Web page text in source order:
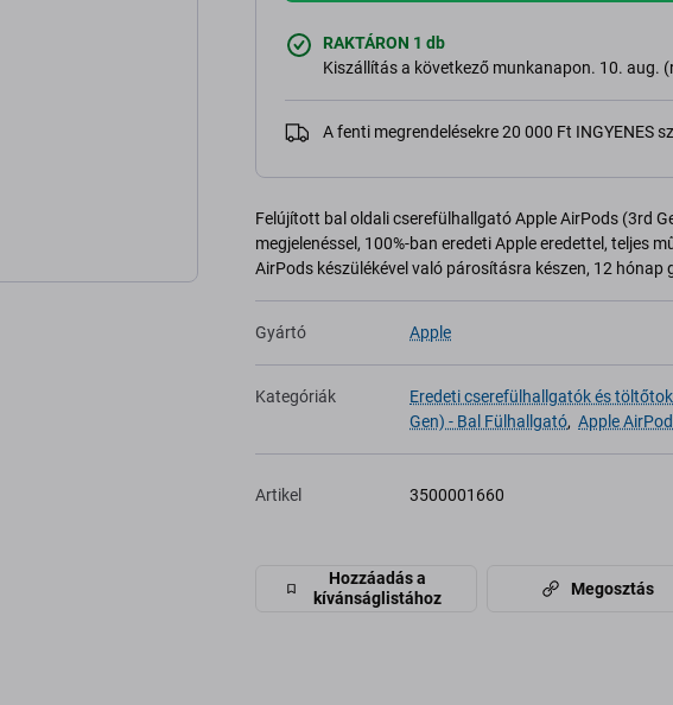
RAKTÁRON 1 db
Kiszállítás a következő munkanapon. 10. aug.
A fenti megrendelésekre 20 000 Ft INGYENES
Felújított bal oldali cserefülhallgató Apple AirPods (3rd
megjelenéssel, 100%-ban eredeti Apple eredettel, teljes
AirPods készülékével való párosításra készen, 12 hónap
Gyártó Apple
Kategóriák Eredeti cserefülhallgatók és
Gen) - Bal Fülhallgató, Apple
Artikel 3500001660
Hozzáadás a
kívánságlistához
Megosztás